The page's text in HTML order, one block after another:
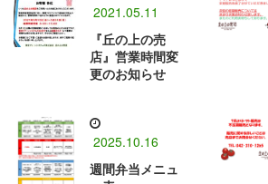
2021.05.11
『丘の上の売
店』営業時間変
更のお知らせ
2025.10.16
週間弁当メニュ